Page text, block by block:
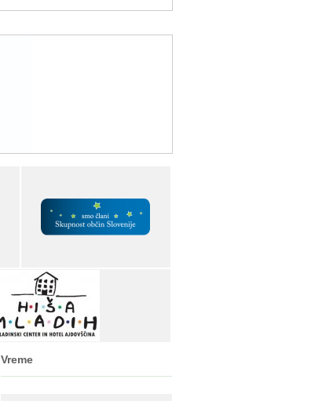
Vreme